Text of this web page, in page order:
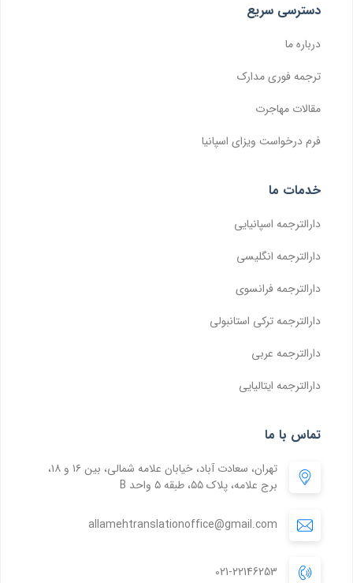
دسترسی سریع
درباره ما
ترجمه فوری مدارک
مقالات مهاجرت
فرم درخواست ویزای اسپانیا
خدمات ما
دارالترجمه اسپانیایی
دارالترجمه انگلیسی
دارالترجمه فرانسوی
دارالترجمه ترکی استانبولی
دارالترجمه عربی
دارالترجمه ایتالیایی
تماس با ما
تهران، سعادت آباد، خیابان علامه شمالی، بین ۱۶ و ۱۸،
برج علامه، پلاک ۵۵، طبقه ۵ واحد B
allamehtranslationoffice@gmail.com
021-22146253